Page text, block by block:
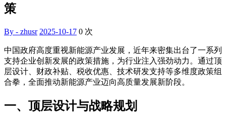
策
By - zhusr 2025-10-17 0 次
中国政府高度重视新能源产业发展，近年来密集出台了一系列
支持企业创新发展的政策措施，为行业注入强劲动力。通过顶
层设计、财政补贴、税收优惠、技术研发支持等多维度政策组
合拳，全面推动新能源产业迈向高质量发展新阶段。
一、顶层设计与战略规划